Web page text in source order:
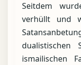
Seitdem
verhüllt und
ismailischen